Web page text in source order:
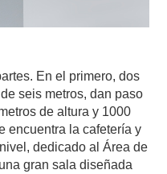
En el primero, dos
seis metros, dan paso
de altura y 1000
encuentra la cafetería y
dedicado al Área de
gran sala diseñada